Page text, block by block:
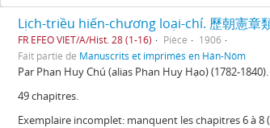
Lịch-triều hiến-chương loại-chí. 歷朝憲
FR EFEO VIET/A/Hist. 28 (1-16) Pièce
1906
Fait partie de Manuscrits et imprimés en Hán-Nôm
Par Phan Huy Chú (alias Phan Huy Hạo) (1782-1840).
49 chapitres.
Exemplaire incomplet: manquent les chapitres 6 à 8